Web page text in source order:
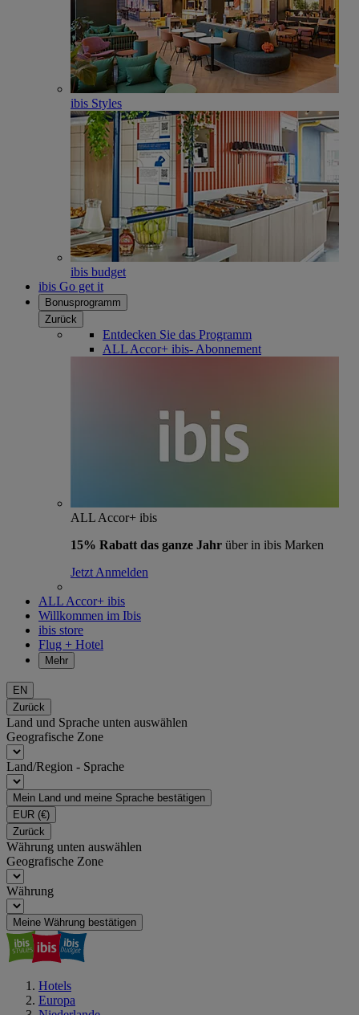
ibis Styles
ibis budget
ibis Go get it
Bonusprogramm
Zurück
Entdecken Sie das Programm
ALL Accor+ ibis- Abonnement
ALL Accor+ ibis
15% Rabatt das ganze Jahr über in ibis Marken
Jetzt Anmelden
ALL Accor+ ibis
Willkommen im Ibis
ibis store
Flug + Hotel
Mehr
EN
Zurück
Land und Sprache unten auswählen
Geografische Zone
Land/Region - Sprache
Mein Land und meine Sprache bestätigen
EUR (€)
Zurück
Währung unten auswählen
Geografische Zone
Währung
Meine Währung bestätigen
Hotels
Europa